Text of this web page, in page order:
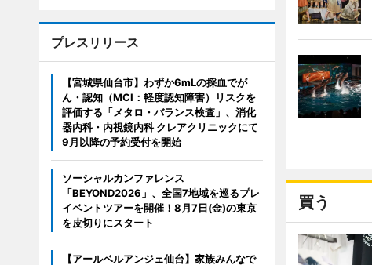
買う
プレスリリース
【宮城県仙台市】わずか6mLの採血でが
ん・認知（MCI：軽度認知障害）リスクを
評価する「メタロ・バランス検査」、消化
器内科・内視鏡内科 クレアクリニックにて
9月以降の予約受付を開始
ソーシャルカンファレンス
「BEYOND2026」、全国7地域を巡るプレ
イベントツアーを開催！8月7日(金)の東京
を皮切りにスタート
【アールベルアンジェ仙台】家族みんなで